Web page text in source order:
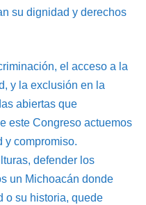
su dignidad y derechos
el acceso a la
y la exclusión en la
abiertas que
este Congreso actuemos
y compromiso.
defender los
un Michoacán donde
o su historia, quede